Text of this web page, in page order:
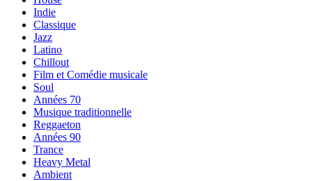
Indie
Classique
Jazz
Latino
Chillout
Film et Comédie musicale
Soul
Années 70
Musique traditionnelle
Reggaeton
Années 90
Trance
Heavy Metal
Ambient